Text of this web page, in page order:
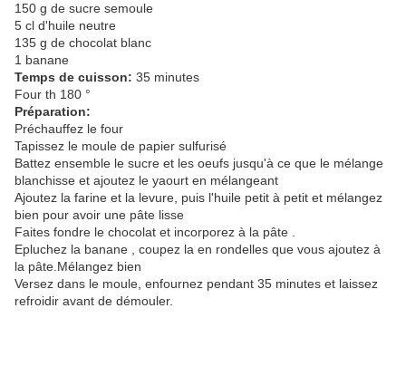
150 g de sucre semoule
5 cl d'huile neutre
135 g de chocolat blanc
1 banane
Temps de cuisson: 35 minutes
Four th 180 °
Préparation:
Préchauffez le four
Tapissez le moule de papier sulfurisé
Battez ensemble le sucre et les oeufs jusqu'à ce que le mélange
blanchisse et ajoutez le yaourt en mélangeant
Ajoutez la farine et la levure, puis l'huile petit à petit et mélangez
bien pour avoir une pâte lisse
Faites fondre le chocolat et incorporez à la pâte .
Epluchez la banane , coupez la en rondelles que vous ajoutez à
la pâte.Mélangez bien
Versez dans le moule, enfournez pendant 35 minutes et laissez
refroidir avant de démouler.